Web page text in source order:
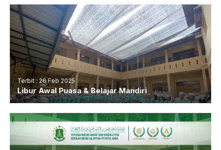
Terbit : 26 Feb 2025
Libur Awal Puasa & Belajar Mandiri